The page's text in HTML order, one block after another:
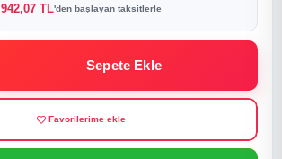
942,07 TL'den başlayan taksitlerle
Sepete Ekle
Favorilerime ekle